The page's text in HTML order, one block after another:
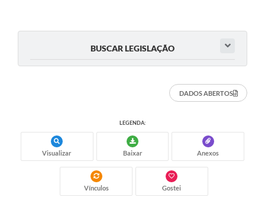
BUSCAR LEGISLAÇÃO
DADOS ABERTOS
LEGENDA:
Visualizar Baixar Anexos
Vínculos Gostei